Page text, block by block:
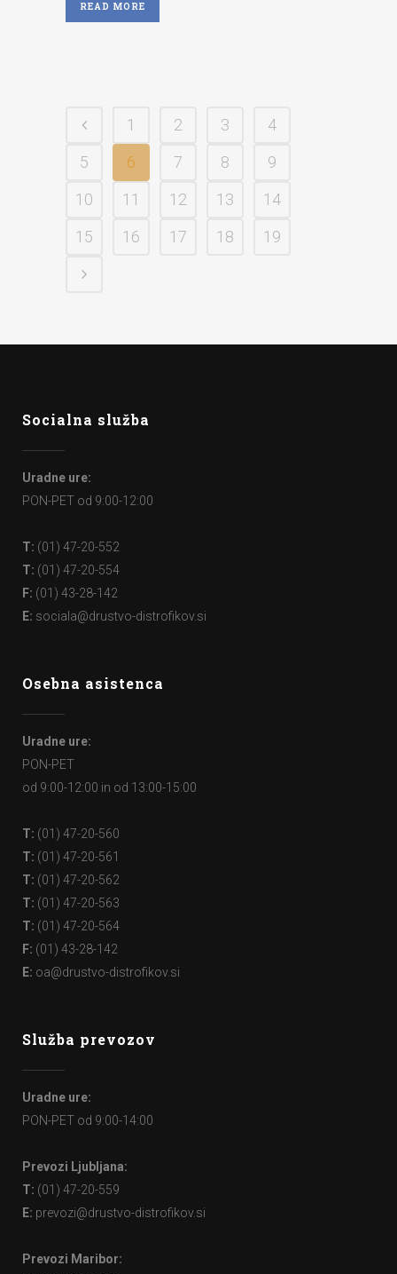
READ MORE
1 2 3
4
5
6 7 8
9
10
11 12 13
14
15
16 17 18 19
Socialna služba
Uradne ure:
PON-PET od 9:00-12:00
T: (01) 47-20-552
T: (01) 47-20-554
F: (01) 43-28-142
E: sociala@drustvo-distrofikov.si
Osebna asistenca
Uradne ure:
PON-PET
od 9:00-12:00 in od 13:00-15:00
T: (01) 47-20-560
T: (01) 47-20-561
T: (01) 47-20-562
T: (01) 47-20-563
T: (01) 47-20-564
F: (01) 43-28-142
E: oa@drustvo-distrofikov.si
Služba prevozov
Uradne ure:
PON-PET od 9:00-14:00
Prevozi Ljubljana:
T: (01) 47-20-559
E: prevozi@drustvo-distrofikov.si
Prevozi Maribor: